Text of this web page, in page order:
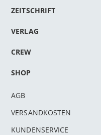
ZEITSCHRIFT
VERLAG
CREW
SHOP
AGB
VERSANDKOSTEN
KUNDENSERVICE